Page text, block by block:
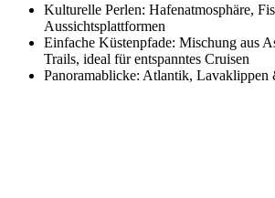
Kulturelle Perlen: Hafenatmosphäre,
Aussichtsplattformen
Einfache Küstenpfade: Mischung aus
Trails, ideal für entspanntes Cruisen
Panoramablicke: Atlantik, Lavaklippen